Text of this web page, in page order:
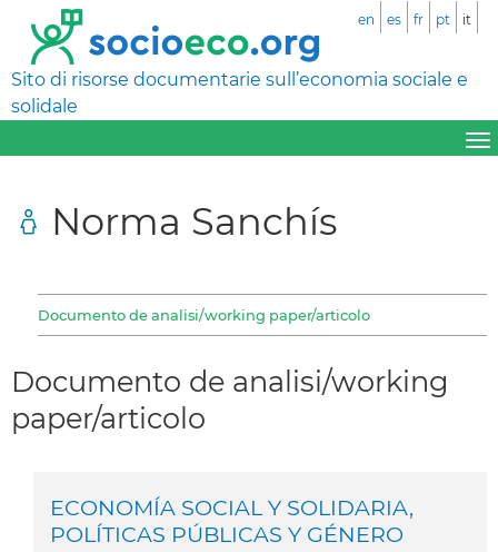
Sito di risorse documentarie sull’economia sociale e
solidale
en es fr pt it
Norma Sanchís
Documento de analisi/working paper/articolo
Documento de analisi/working
paper/articolo
ECONOMÍA SOCIAL Y SOLIDARIA,
POLÍTICAS PÚBLICAS Y GÉNERO